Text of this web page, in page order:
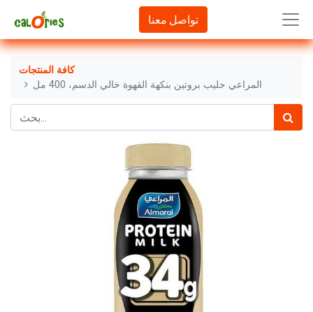
تواصل معنا
كافة المنتجات
المراعي حليب بروتين بنكهة القهوة خالي الدسم، 400 مل